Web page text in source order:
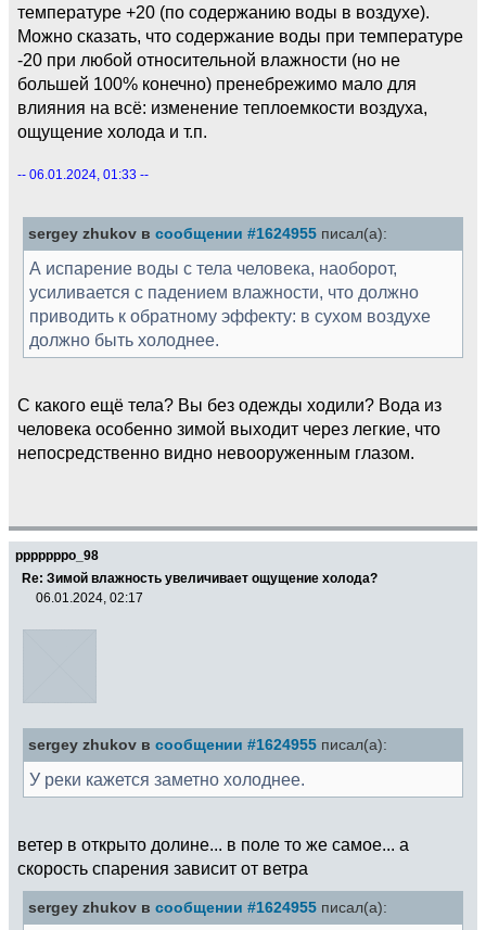
температуре +20 (по содержанию воды в воздухе).
Можно сказать, что содержание воды при температуре
-20 при любой относительной влажности (но не
большей 100% конечно) пренебрежимо мало для
влияния на всё: изменение теплоемкости воздуха,
ощущение холода и т.п.
-- 06.01.2024, 01:33 --
sergey zhukov в сообщении #1624955 писал(а):
А испарение воды с тела человека, наоборот,
усиливается с падением влажности, что должно
приводить к обратному эффекту: в сухом воздухе
должно быть холоднее.
С какого ещё тела? Вы без одежды ходили? Вода из
человека особенно зимой выходит через легкие, что
непосредственно видно невооруженным глазом.
pppppppo_98
Re: Зимой влажность увеличивает ощущение холода?
06.01.2024, 02:17
sergey zhukov в сообщении #1624955 писал(а):
У реки кажется заметно холоднее.
ветер в открыто долине... в поле то же самое... а
скорость спарения зависит от ветра
sergey zhukov в сообщении #1624955 писал(а):